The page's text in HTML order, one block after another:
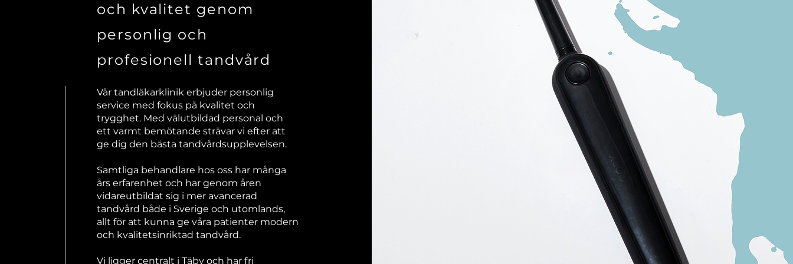
och kvalitet genom
personlig och
profesionell tandvård
Vår tandläkarklinik erbjuder personlig
service med fokus på kvalitet och
trygghet. Med välutbildad personal och
ett varmt bemötande strävar vi efter att
ge dig den bästa tandvårdsupplevelsen.
Samtliga behandlare hos oss har många
års erfarenhet och har genom åren
vidareutbildat sig i mer avancerad
tandvård både i Sverige och utomlands,
allt för att kunna ge våra patienter modern
och kvalitetsinriktad tandvård.
Vi ligger centralt i Täby och har fri